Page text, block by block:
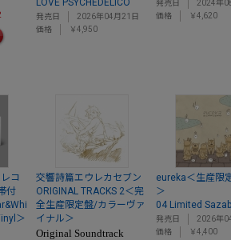
LOVE PSYCHEDELICO
発売日
2026年04月21日
価格
￥4,950
発売日
2024年
価格
￥4,620
コ
付
＞
交響詩篇エウレカセブン
ORIGINAL TRACKS 2＜完
全生産限定盤/カラーヴァ
イナル＞
Original Soundtrack
eureka＜生産限
＞
04 Limited
発売日
2026年
価格
￥4,400